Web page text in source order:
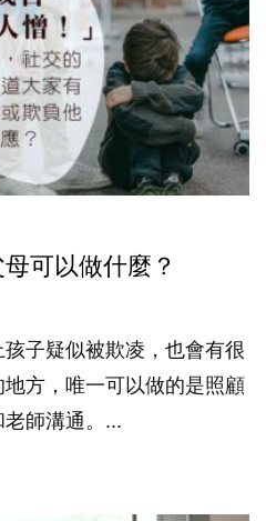
可以做什麼？
子疑似被欺凌，也會有很
方，唯一可以做的是照顧
師溝通。...